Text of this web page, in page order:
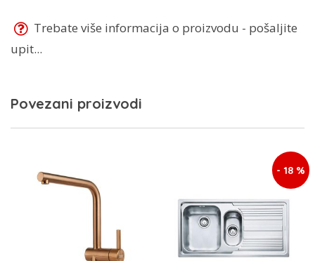
Trebate više informacija o proizvodu - pošaljite
upit...
Povezani proizvodi
- 18 %